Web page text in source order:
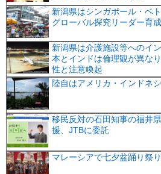
新潟県はシンガポール・ベ
グローバル探究リーダー育成
新潟県は介護施設等へのイ
本とインドは倫理観が異な
性と注意喚起
陸自はアメリカ・インドネ
移民反対の石田知事の福井
援、JTBに委託
マレーシアで七夕盆踊り祭